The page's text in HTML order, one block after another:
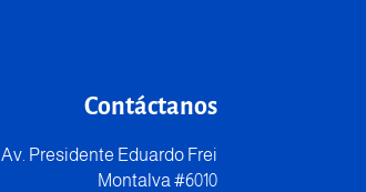
Contáctanos
Av. Presidente Eduardo Frei
Montalva #6010